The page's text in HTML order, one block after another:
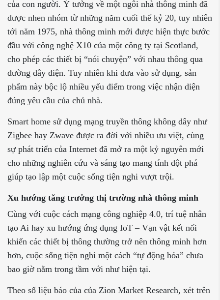
của con người. Ý tưởng về một ngôi nhà thông minh đã
được nhen nhóm từ những năm cuối thế kỷ 20, tuy nhiên
tới năm 1975, nhà thông minh mới được hiện thực bước
đầu với công nghệ X10 của một công ty tại Scotland,
cho phép các thiết bị “nói chuyện” với nhau thông qua
đường dây điện. Tuy nhiên khi đưa vào sử dụng, sản
phẩm này bộc lộ nhiều yếu điểm trong việc nhận diện
đúng yêu cầu của chủ nhà.
Smart home sử dụng mạng truyền thông không dây như
Zigbee hay Zwave được ra đời với nhiều ưu việt, cùng
sự phát triển của Internet đã mở ra một kỷ nguyên mới
cho những nghiên cứu và sáng tạo mang tính đột phá
giúp tạo lập một cuộc sống tiện nghi vượt trội.
Xu hướng tăng trưởng thị trường nhà thông minh
Cùng với cuộc cách mạng công nghiệp 4.0, trí tuệ nhân
tạo Ai hay xu hướng ứng dụng IoT – Vạn vật kết nối
khiến các thiết bị thông thường trở nên thông minh hơn
hơn, cuộc sống tiện nghi một cách “tự động hóa” chưa
bao giờ nằm trong tầm với như hiện tại.
Theo số liệu báo của của Zion Market Research, xét trên